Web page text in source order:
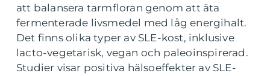
att balansera tarmfloran genom att äta
fermenterade livsmedel med låg energihalt.
Det finns olika typer av SLE-kost, inklusive
lacto-vegetarisk, vegan och paleoinspirerad.
Studier visar positiva hälsoeffekter av SLE-